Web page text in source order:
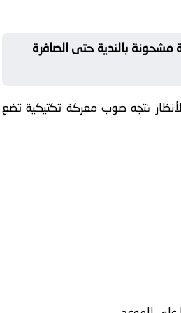
بالندية حتى الصافرة
تتجه صوب معركة تكتيكية تضع